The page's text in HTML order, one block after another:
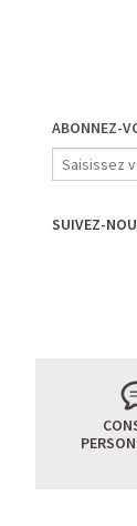
ABONNEZ-
SUIVEZ-